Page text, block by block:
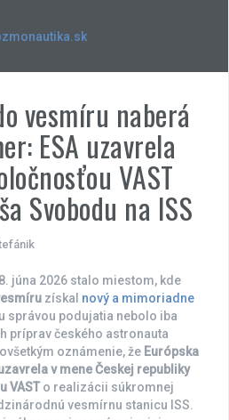
vesmíru naberá
ESA uzavrela
VAST
Svobodu na ISS
júna 2026 stalo miestom, kde
získal nový a mimoriadne
správou podujatia nebolo iba
príprav českého astronauta
oznámenie, že Európska
v mene Českej republiky
VASTo realizácii súkromnej
vesmírnu stanicu ISS.